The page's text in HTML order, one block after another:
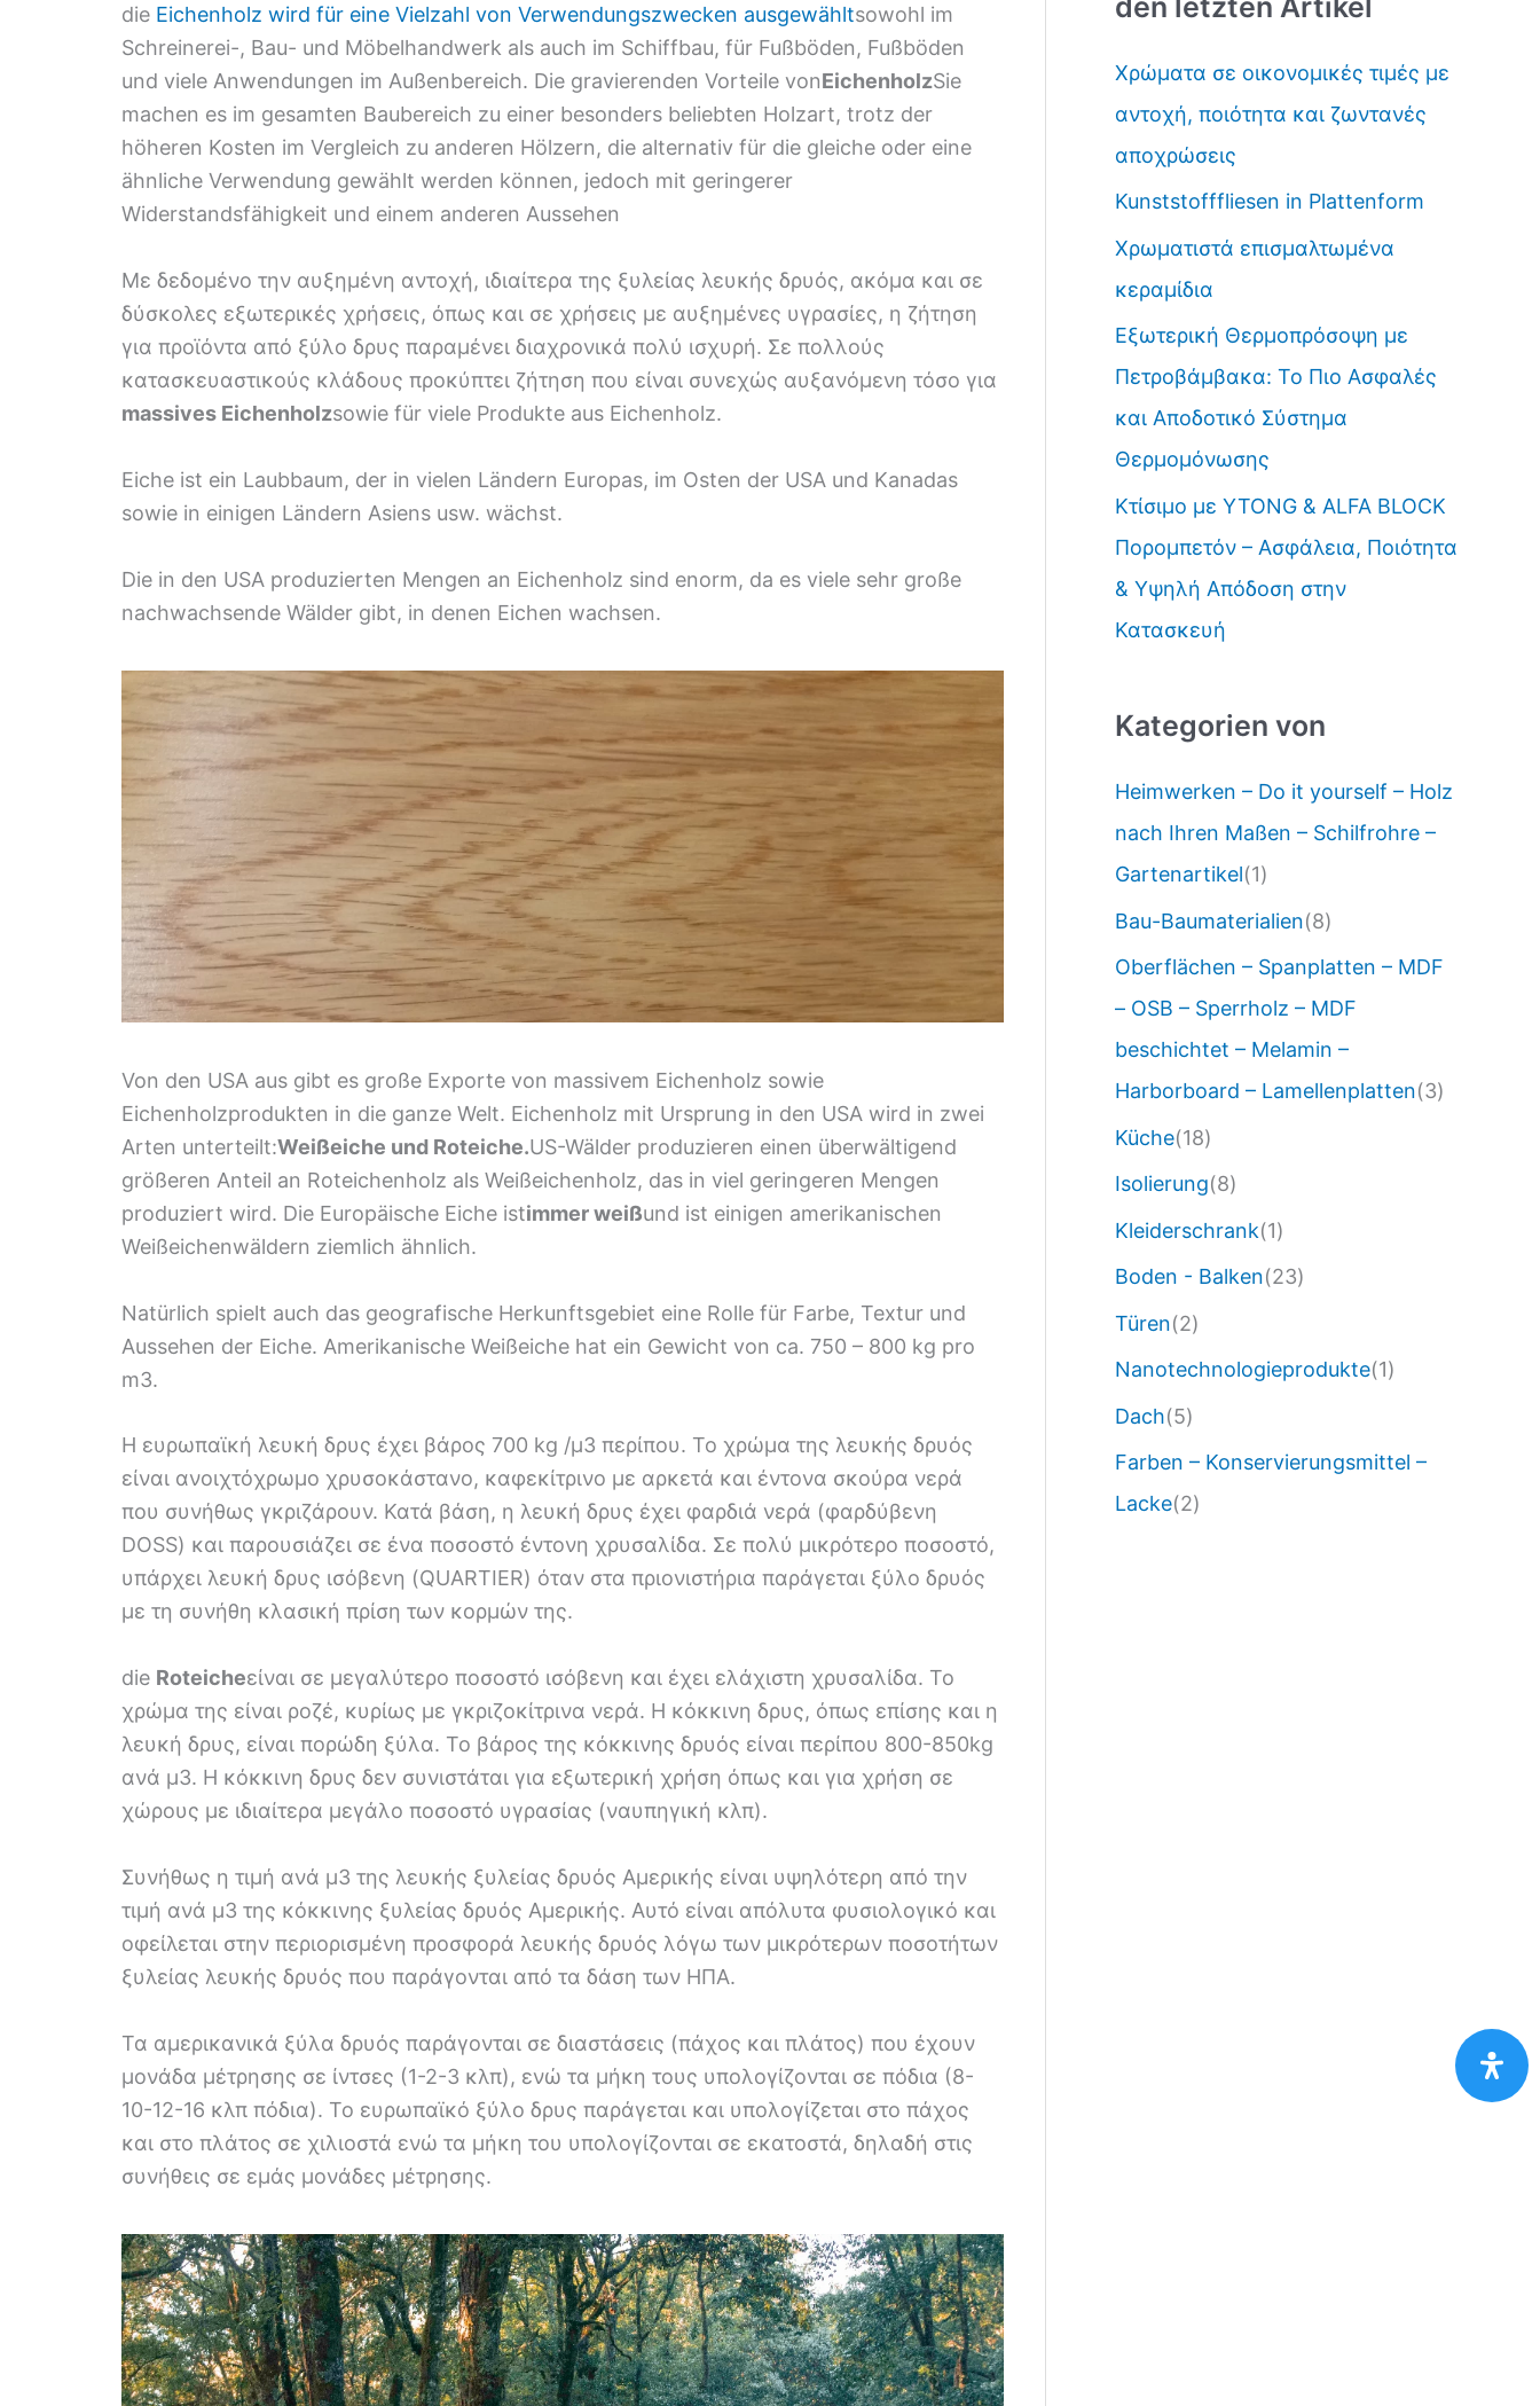
die Eichenholz wird für eine Vielzahl von Verwendungszwecken ausgewähltsowohl im
Schreinerei-, Bau- und Möbelhandwerk als auch im Schiffbau, für Fußböden, Fußböden
und viele Anwendungen im Außenbereich. Die gravierenden Vorteile vonEichenholzSie
machen es im gesamten Baubereich zu einer besonders beliebten Holzart, trotz der
höheren Kosten im Vergleich zu anderen Hölzern, die alternativ für die gleiche oder eine
ähnliche Verwendung gewählt werden können, jedoch mit geringerer
Widerstandsfähigkeit und einem anderen Aussehen
Με δεδομένο την αυξημένη αντοχή, ιδιαίτερα της ξυλείας λευκής δρυός, ακόμα και σε
δύσκολες εξωτερικές χρήσεις, όπως και σε χρήσεις με αυξημένες υγρασίες, η ζήτηση
για προϊόντα από ξύλο δρυς παραμένει διαχρονικά πολύ ισχυρή. Σε πολλούς
κατασκευαστικούς κλάδους προκύπτει ζήτηση που είναι συνεχώς αυξανόμενη τόσο για
massives Eichenholzsowie für viele Produkte aus Eichenholz.
Eiche ist ein Laubbaum, der in vielen Ländern Europas, im Osten der USA und Kanadas
sowie in einigen Ländern Asiens usw. wächst.
Die in den USA produzierten Mengen an Eichenholz sind enorm, da es viele sehr große
nachwachsende Wälder gibt, in denen Eichen wachsen.
Von den USA aus gibt es große Exporte von massivem Eichenholz sowie
Eichenholzprodukten in die ganze Welt. Eichenholz mit Ursprung in den USA wird in zwei
Arten unterteilt:Weißeiche und Roteiche.US-Wälder produzieren einen überwältigend
größeren Anteil an Roteichenholz als Weißeichenholz, das in viel geringeren Mengen
produziert wird. Die Europäische Eiche istimmer weißund ist einigen amerikanischen
Weißeichenwäldern ziemlich ähnlich.
Natürlich spielt auch das geografische Herkunftsgebiet eine Rolle für Farbe, Textur und
Aussehen der Eiche. Amerikanische Weißeiche hat ein Gewicht von ca. 750 – 800 kg pro
m3.
Η ευρωπαϊκή λευκή δρυς έχει βάρος 700 kg /μ3 περίπου. Το χρώμα της λευκής δρυός
είναι ανοιχτόχρωμο χρυσοκάστανο, καφεκίτρινο με αρκετά και έντονα σκούρα νερά
που συνήθως γκριζάρουν. Κατά βάση, η λευκή δρυς έχει φαρδιά νερά (φαρδύβενη
DOSS) και παρουσιάζει σε ένα ποσοστό έντονη χρυσαλίδα. Σε πολύ μικρότερο ποσοστό,
υπάρχει λευκή δρυς ισόβενη (QUARTIER) όταν στα πριονιστήρια παράγεται ξύλο δρυός
με τη συνήθη κλασική πρίση των κορμών της.
die Roteicheείναι σε μεγαλύτερο ποσοστό ισόβενη και έχει ελάχιστη χρυσαλίδα. Το
χρώμα της είναι ροζέ, κυρίως με γκριζοκίτρινα νερά. Η κόκκινη δρυς, όπως επίσης και η
λευκή δρυς, είναι πορώδη ξύλα. Το βάρος της κόκκινης δρυός είναι περίπου 800-850kg
ανά μ3. Η κόκκινη δρυς δεν συνιστάται για εξωτερική χρήση όπως και για χρήση σε
χώρους με ιδιαίτερα μεγάλο ποσοστό υγρασίας (ναυπηγική κλπ).
Συνήθως η τιμή ανά μ3 της λευκής ξυλείας δρυός Αμερικής είναι υψηλότερη από την
τιμή ανά μ3 της κόκκινης ξυλείας δρυός Αμερικής. Αυτό είναι απόλυτα φυσιολογικό και
οφείλεται στην περιορισμένη προσφορά λευκής δρυός λόγω των μικρότερων ποσοτήτων
ξυλείας λευκής δρυός που παράγονται από τα δάση των ΗΠΑ.
Τα αμερικανικά ξύλα δρυός παράγονται σε διαστάσεις (πάχος και πλάτος) που έχουν
μονάδα μέτρησης σε ίντσες (1-2-3 κλπ), ενώ τα μήκη τους υπολογίζονται σε πόδια (8-
10-12-16 κλπ πόδια). Το ευρωπαϊκό ξύλο δρυς παράγεται και υπολογίζεται στο πάχος
και στο πλάτος σε χιλιοστά ενώ τα μήκη του υπολογίζονται σε εκατοστά, δηλαδή στις
συνήθεις σε εμάς μονάδες μέτρησης.
h
h
:
Χρώματα σε οικονομικές τιμές με
αντοχή, ποιότητα και ζωντανές
αποχρώσεις
Kunststofffliesen in Plattenform
Χρωματιστά επισμαλτωμένα
κεραμίδια
Εξωτερική Θερμοπρόσοψη με
Πετροβάμβακα: Το Πιο Ασφαλές
και Αποδοτικό Σύστημα
Θερμομόνωσης
Κτίσιμο με YTONG & ALFA BLOCK
Πορομπετόν – Ασφάλεια, Ποιότητα
& Υψηλή Απόδοση στην
Κατασκευή
Kategorien von
Heimwerken – Do it yourself – Holz
nach Ihren Maßen – Schilfrohre –
Gartenartikel(1)
Bau-Baumaterialien(8)
Oberflächen – Spanplatten – MDF
– OSB – Sperrholz – MDF
beschichtet – Melamin –
Harborboard – Lamellenplatten(3)
Küche(18)
Isolierung(8)
Kleiderschrank(1)
Boden - Balken(23)
Türen(2)
Nanotechnologieprodukte(1)
Dach(5)
Farben – Konservierungsmittel –
Lacke(2)